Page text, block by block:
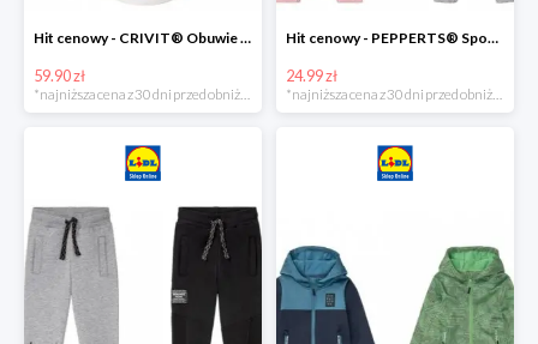
Hit cenowy - CRIVIT® Obuwie dziewczęce sportowe i na co dzień, 1 para
59.90 zł
Hit cenowy - PEPPERTS® Spodnie dresowe dziewczęce, 1 para
24.99 zł